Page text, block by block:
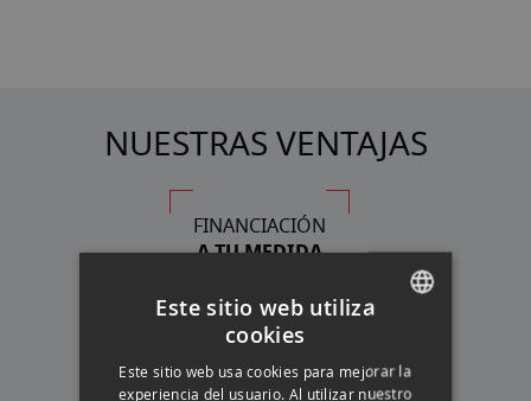
NUESTRAS VENTAJAS
FINANCIACIÓN
A TU MEDIDA
ASESORAMIENTO
PERSONALIZADO ENGLISH
Este sitio web utiliza
cookies
Este sitio web usa cookies para mejorar la
experiencia del usuario. Al utilizar nuestro